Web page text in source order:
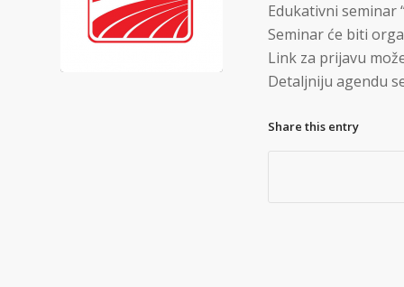
Edukativni seminar
Seminar će biti
Link za prijavu
Detaljniju agendu
Share this entry